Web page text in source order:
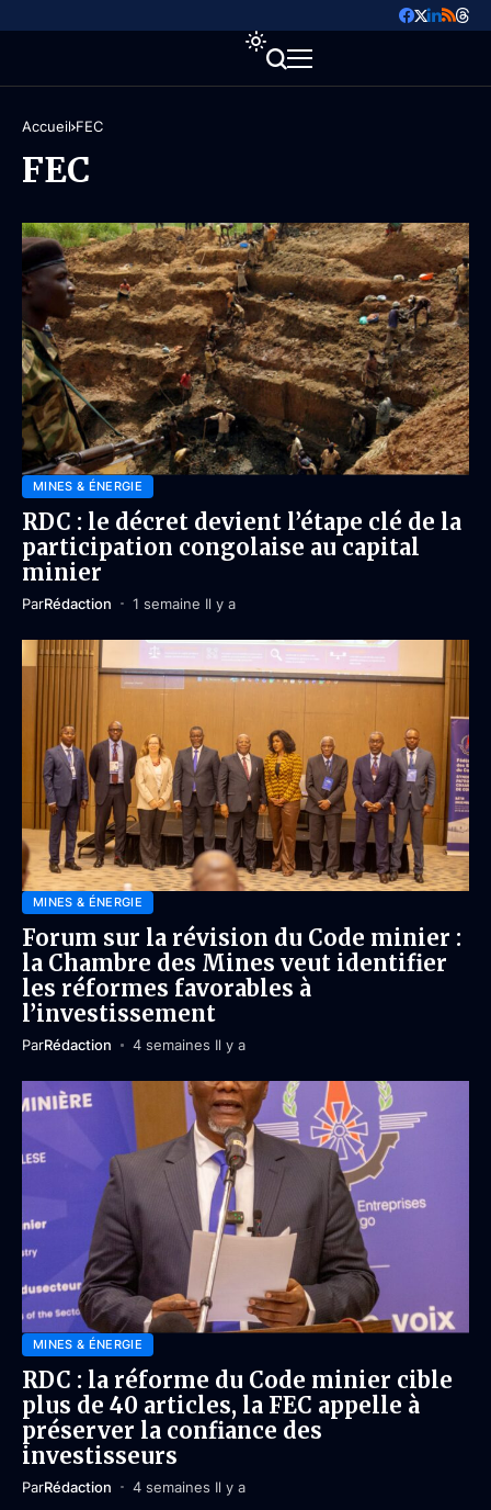
Accueil FEC
FEC
MINES & ÉNERGIE
RDC : le décret devient l’étape clé de la
participation congolaise au capital
minier
ParRédaction 1 semaine Il y a
MINES & ÉNERGIE
Forum sur la révision du Code minier :
la Chambre des Mines veut identifier
les réformes favorables à
l’investissement
ParRédaction 4 semaines Il y a
MINES & ÉNERGIE
RDC : la réforme du Code minier cible
plus de 40 articles, la FEC appelle à
préserver la confiance des
investisseurs
ParRédaction 4 semaines Il y a